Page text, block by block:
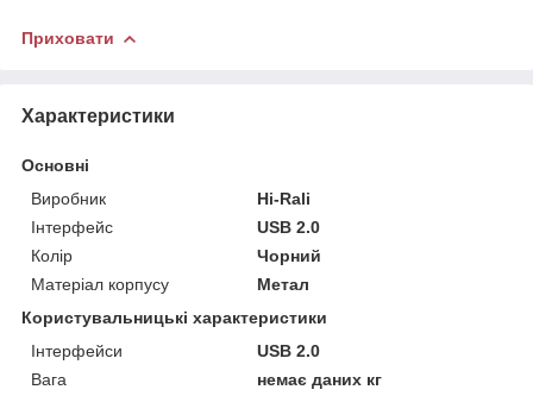
Приховати
Характеристики
Основні
Виробник
Hi-Rali
Інтерфейс
USB 2.0
Колір
Чорний
Матеріал корпусу
Метал
Користувальницькі характеристики
Інтерфейси
USB 2.0
Вага
немає даних кг